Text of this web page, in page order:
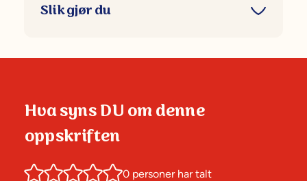
Slik gjør du
Hva syns DU om denne
oppskriften
0 personer har talt